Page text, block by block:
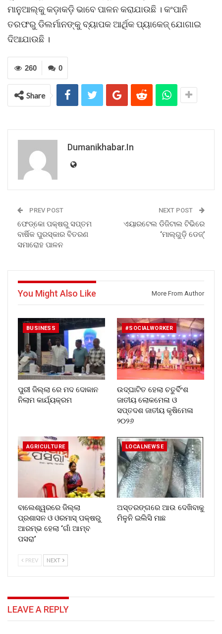
ମାନୁଆଲ୍କୁ କଡ଼ାକଡ଼ି ଭାବେ ପାଳନ କରାଯାଉଛି । କଂପାନି
ତରଫରୁ ଡିଲର୍ମାନଙ୍କୁ ବ୍ୟାପକ ଆର୍ଥିକ ପ୍ୟାକେଜ୍ ଯୋଗାଇ
ଦିଆଯାଉଛି ।
0
260
Share
Dumanikhabar.in
PREV POST
ଫେଡ୍କୋ ପକ୍ଷରୁ ସପ୍ତମ
ବାର୍ଷିକ ପୁରସ୍କାର ବିତରଣ
ସମାରୋହ ପାଳନ
NEXT POST
ଏୟାରଟେଲ ଡିଜିଟାଲ ଟିଭିରେ
‘ମାଲ୍ଗୁଡ଼ି ଡେଜ୍’
You Might Also Like More From Author
BUSINESS
ପୁରୀ ଜିଲ୍ଲା ରେ ମଦ ଦୋକାନ
ନିଲାମ କାର୍ଯ୍ୟକ୍ରମ
#SOCIALWORKER
ଉଦ୍ଘାଟିତ ହେଲା ଚତୁର୍ବିଂଶ
ଜାତୀୟ ଲୋକମେଳା ଓ
ସପ୍ତଦଶ ଜାତୀୟ କୃଷିମେଳା
୨୦୨୬
AGRICULTURE
ବାଲେଶ୍ୱରରେ ଜିଲ୍ଲା
ପ୍ରଶାସନ ଓ ଓରମାସ୍ ପକ୍ଷରୁ
ଆରମ୍ଭ ହେଲା ‘ଗାଁ ଆମ୍ବ
ପସରା’
LOCALNEWSE
ଅସ୍ତରଙ୍ଗରେ ଆଉ ଦେଖିବାକୁ
ମିଳୁନି ଇଲିସି ମାଛ
PREV NEXT
LEAVE A REPLY